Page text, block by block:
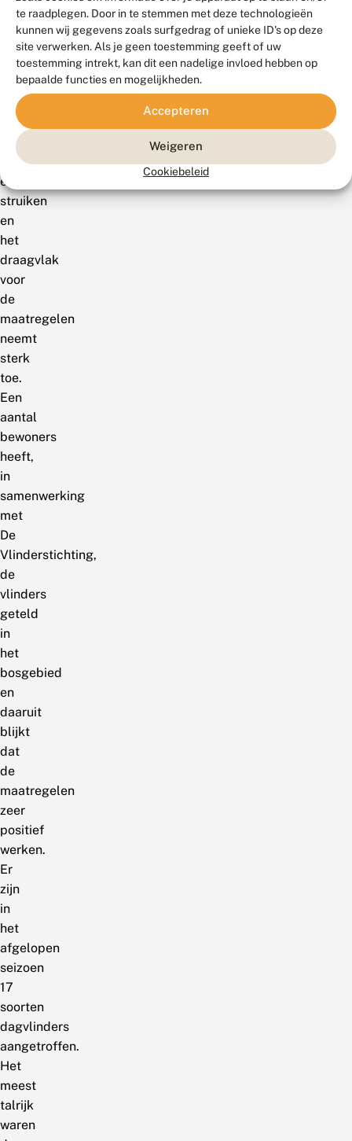
te raadplegen. Door in te stemmen met deze technologieën
kunnen wij gegevens zoals surfgedrag of unieke ID's op deze
site verwerken. Als je geen toestemming geeft of uw
toestemming intrekt, kan dit een nadelige invloed hebben op
bepaalde functies en mogelijkheden.
Accepteren
Weigeren
Cookiebeleid
open
gekapte
stukken
weer
groen
begroeid
met
kruiden
en
struiken
en
het
draagvlak
voor
de
maatregelen
neemt
sterk
toe.
Een
aantal
bewoners
heeft,
in
samenwerking
met
De
Vlinderstichting,
de
vlinders
geteld
in
het
bosgebied
en
daaruit
blijkt
dat
de
maatregelen
zeer
positief
werken.
Er
zijn
in
het
afgelopen
seizoen
17
soorten
dagvlinders
aangetroffen.
Het
meest
talrijk
waren